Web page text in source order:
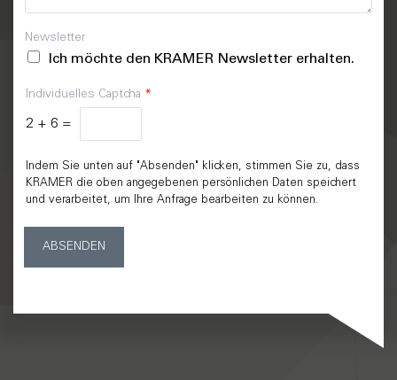
Newsletter
Ich möchte den KRAMER Newsletter erhalten.
Individuelles Captcha *
2 + 6 =
Indem Sie unten auf "Absenden" klicken, stimmen Sie zu, dass
KRAMER die oben angegebenen persönlichen Daten speichert
und verarbeitet, um Ihre Anfrage bearbeiten zu können.
ABSENDEN